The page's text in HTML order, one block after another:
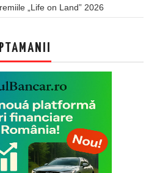
„Life on Land” 2026